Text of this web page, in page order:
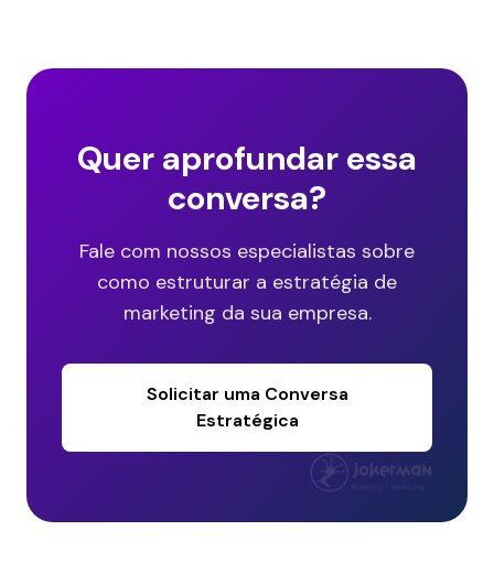
Quer aprofundar essa
conversa?
Fale com nossos especialistas sobre
como estruturar a estratégia de
marketing da sua empresa.
Solicitar uma Conversa
Estratégica